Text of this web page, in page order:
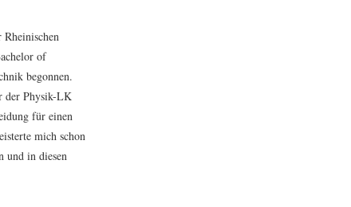
of
begonnen.
der Physik-LK
für einen
mich schon
und in diesen